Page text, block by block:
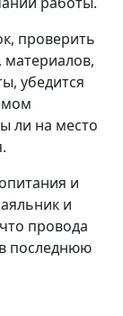
проверить
материалов,
убедится
ли на место
и
и
провода
последнюю